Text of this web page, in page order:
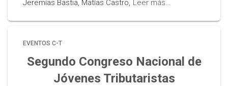
Jeremías Bastia, Matías Castro, Leer más…
EVENTOS C-T
Segundo Congreso Nacional de
Jóvenes Tributaristas